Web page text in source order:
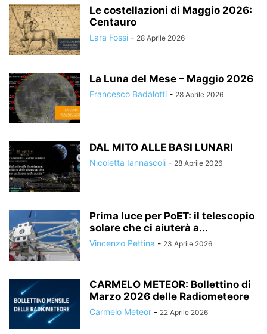
Le costellazioni di Maggio 2026:
Centauro
Lara Fossi - 28 Aprile 2026
La Luna del Mese – Maggio 2026
Francesco Badalotti - 28 Aprile 2026
DAL MITO ALLE BASI LUNARI
Nicoletta Iannascoli - 28 Aprile 2026
Prima luce per PoET: il telescopio
solare che ci aiuterà a...
Vincenzo Pettina - 23 Aprile 2026
CARMELO METEOR: Bollettino di
Marzo 2026 delle Radiometeore
Carmelo Meteor - 22 Aprile 2026